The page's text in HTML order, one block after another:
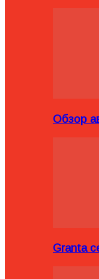
Обзор
Granta